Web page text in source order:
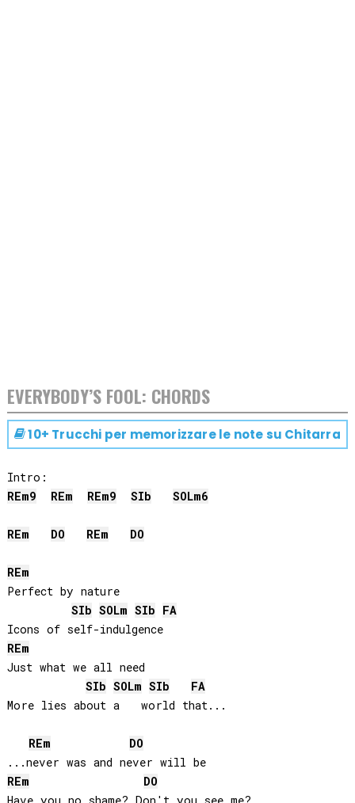
EVERYBODY’S FOOL: CHORDS
10+ Trucchi per memorizzare le note su Chitarra
REm9 REm REm9 SIb SOLm6
REm DO REm DO
REm
Perfect by nature
SIb SOLm SIb FA
Icons of self-indulgence
REm
Just what we all need
SIb SOLm SIb
FA
More lies about a   world that...
REm
DO
...never was and never will be
REm
DO